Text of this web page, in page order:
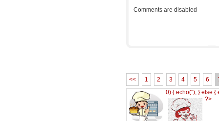
Comments are disabled
<< 1 2 3 4 5 6
0) { echo(''); } else {
?>